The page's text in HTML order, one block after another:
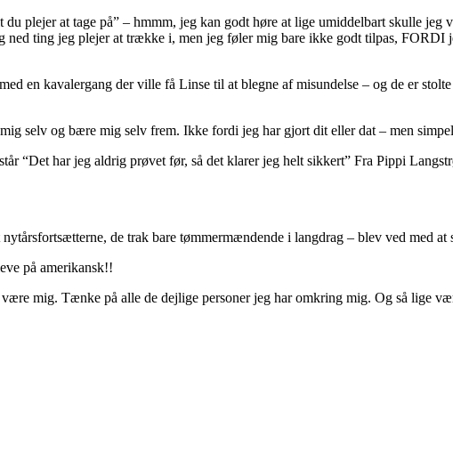
plejer at tage på” – hmmm, jeg kan godt høre at lige umiddelbart skulle
ned ting jeg plejer at trække i, men jeg føler mig bare ikke godt tilpas,
en kavalergang der ville få Linse til at blegne af misundelse – og de er
selv og bære mig selv frem. Ikke fordi jeg har gjort dit eller dat – men
“Det har jeg aldrig prøvet før, så det klarer jeg helt sikkert” Fra Pippi
de trak bare tømmermændende i langdrag – blev ved med at
på amerikansk!!
mig. Tænke på alle de dejlige personer jeg har omkring mig. Og så lige